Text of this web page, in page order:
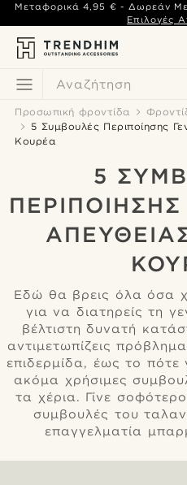
Αναζήτηση
Μεταφορικά 4,95 € - Δωρεάν
Επιλογές
Προσωπική φροντίδα
5 Συμβουλές Περιποίησης
Κουρέα
5
Εδώ θα βρεις όλα όσα
για να διατηρείς τη
βέλτιστη δυνατή
αντιμετωπίζεις
επιδερμίδα, έως το πότε
ακόμα χρήσιμες
τα χέρια. Γίνε
συμβουλές του
επαγγελματία